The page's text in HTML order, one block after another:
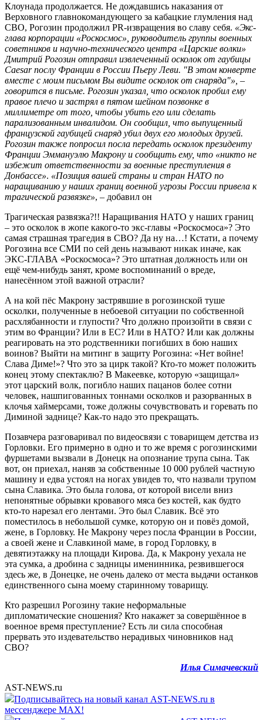
Клоунада продолжается. Не дождавшись наказания от
Верховного главнокомандующего за кабацкие глумления над
СВО, Рогозин продолжил PR-извращения во славу себя. «Экс-
глава корпорации «Роскосмос», руководитель группы военных
советников и научно-технического центра «Царские волки»
Дмитрий Рогозин отправил извлеченный осколок от гаубицы
Caesar послу Франции в России Пьеру Леви. "В этом конверте
вместе с моим письмом Вы видите осколок от снаряда"» , –
говорится в письме. Рогозин указал, что осколок пробил ему
правое плечо и застрял в пятом шейном позвонке в
миллиметре от того, чтобы убить его или сделать
парализованным инвалидом. Он сообщил, что выпущенный
французской гаубицей снаряд убил двух его молодых друзей.
Рогозин также попросил посла передать осколок президенту
Франции Эммануэлю Макрону и сообщить ему, что «никто не
избежит ответственности за военные преступления в
Донбассе». «Позиция вашей страны и стран НАТО по
наращиванию у наших границ военной угрозы России привела к
трагической развязке», – добавил он
Трагическая развязка?!! Наращивания НАТО у наших границ
– это осколок в жопе какого-то экс-главы «Роскосмоса»? Это
самая страшная трагедия в СВО? Да ну на…! Кстати, а почему
Рогозина все СМИ по сей день называют никак иначе, как
ЭКС-ГЛАВА «Роскосмоса»? Это штатная должность или он
ещё чем-нибудь занят, кроме воспоминаний о вреде,
нанесённом этой важной отрасли?
А на кой пёс Макрону застрявшие в рогозинской туше
осколки, полученные в небоевой ситуации по собственной
расхлябанности и глупости? Что должно произойти в связи с
этим во Франции? Или в ЕС? Или в НАТО? Или как должны
реагировать на это родственники погибших в бою наших
воинов? Выйти на митинг в защиту Рогозина: «Нет войне!
Слава Диме!»? Что это за цирк такой? Кто-то может положить
конец этому спектаклю? В Макеевке, которую «защищал»
этот царский волк, погибло наших пацанов более сотни
человек, нашпигованных тоннами осколков и разорванных в
клочья хаймерсами, тоже должны сочувствовать и горевать по
Диминой заднице? Как-то надо это прекращать.
Позавчера разговаривал по видеосвязи с товарищем детства из
Горловки. Его примерно в одно и то же время с рогозинскими
фуршетами вызвали в Донецк на опознание трупа сына. Так
вот, он приехал, наняв за собственные 10 000 рублей частную
машину и едва устоял на ногах увидев то, что назвали трупом
сына Славика. Это была голова, от которой висели вниз
непонятные обрывки кровавого мяса без костей, как будто
кто-то нарезал его лентами. Это был Славик. Всё это
поместилось в небольшой сумке, которую он и повёз домой,
жене, в Горловку. Не Макрону через посла Франции в России,
а своей жене и Славкиной маме, в город Горловку, в
девятиэтажку на площади Кирова. Да, к Макрону уехала не
эта сумка, а дробина с задницы именинника, резвившегося
здесь же, в Донецке, не очень далеко от места выдачи останков
единственного сына моему старинному товарищу.
Кто разрешил Рогозину такие неформальные
дипломатические сношения? Кто накажет за совершённое в
военное время преступление? Есть ли сила способная
прервать это издевательство нерадивых чиновников над
СВО?
Илья Симачевский
AST-NEWS.ru
Подписывайтесь на новый канал AST-NEWS.ru в
мессенджере MAX!